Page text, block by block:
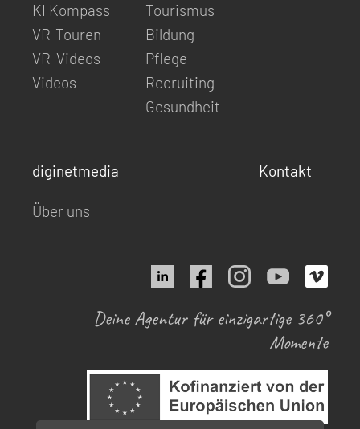
KI Kompass
VR-Touren
VR-Videos
Videos
Tourismus
Bildung
Pflege
Recruiting
Gesundheit
diginetmedia
Über uns
Kontakt
Deine Agentur für einzigartige 360°
Momente